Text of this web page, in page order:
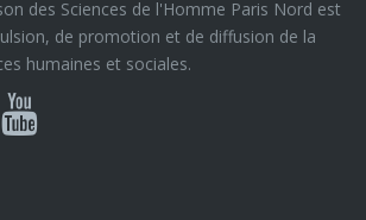
des Sciences de l'Homme Paris Nord est
de promotion et de diffusion de la
humaines et sociales.